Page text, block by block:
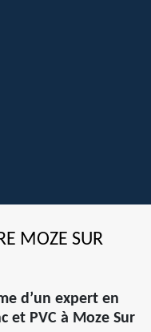
MOZE SUR
d’un expert en
et PVC à Moze Sur